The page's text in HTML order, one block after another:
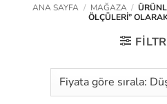
ANA SAYFA / MAĞAZA /
ÖLÇÜLERI”